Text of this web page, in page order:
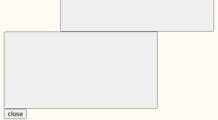
close